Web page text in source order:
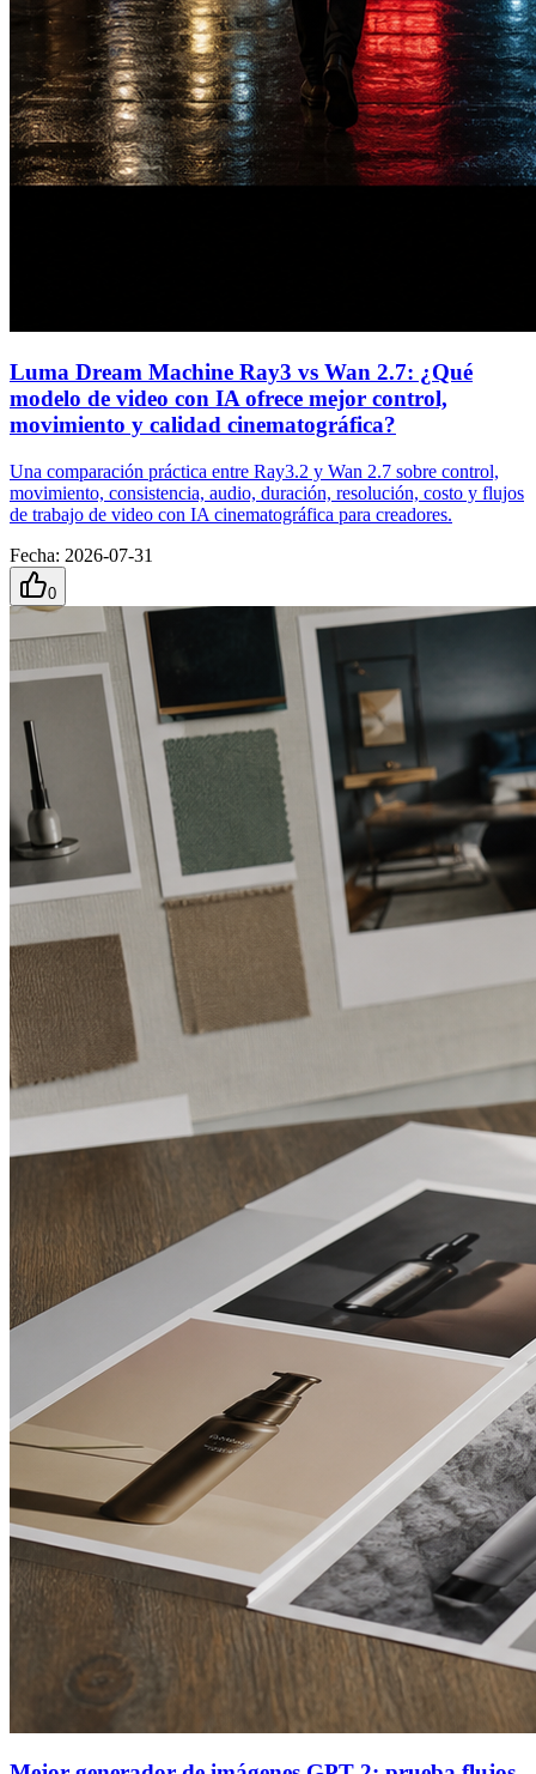
Luma Dream Machine Ray3 vs Wan 2.7: ¿Qué
modelo de video con IA ofrece mejor control,
movimiento y calidad cinematográfica?
Una comparación práctica entre Ray3.2 y Wan 2.7 sobre control,
movimiento, consistencia, audio, duración, resolución, costo y flujos
de trabajo de video con IA cinematográfica para creadores.
Fecha: 2026-07-31
0